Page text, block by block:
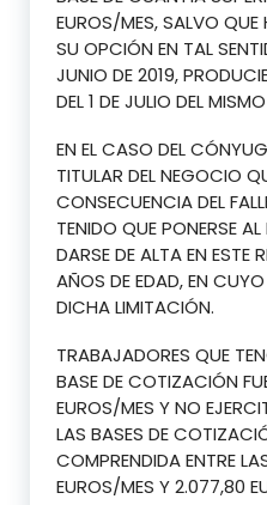
EUROS/MES, SALVO QUE
SU OPCIÓN EN TAL
JUNIO DE 2019,
DEL 1 DE JULIO DEL
EN EL CASO DEL
TITULAR DEL NEGOCIO
CONSECUENCIA DEL
TENIDO QUE PONERSE
DARSE DE ALTA EN ESTE
AÑOS DE EDAD, EN
DICHA LIMITACIÓN.
TRABAJADORES QUE
BASE DE COTIZACIÓN
EUROS/MES Y NO
LAS BASES DE
COMPRENDIDA ENTRE
EUROS/MES Y 2.077,80